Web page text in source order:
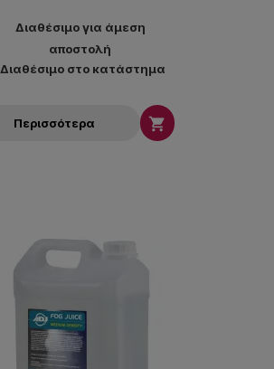
Διαθέσιμο για άμεση
αποστολή
Διαθέσιμο στο κατάστημα
Περισσότερα 